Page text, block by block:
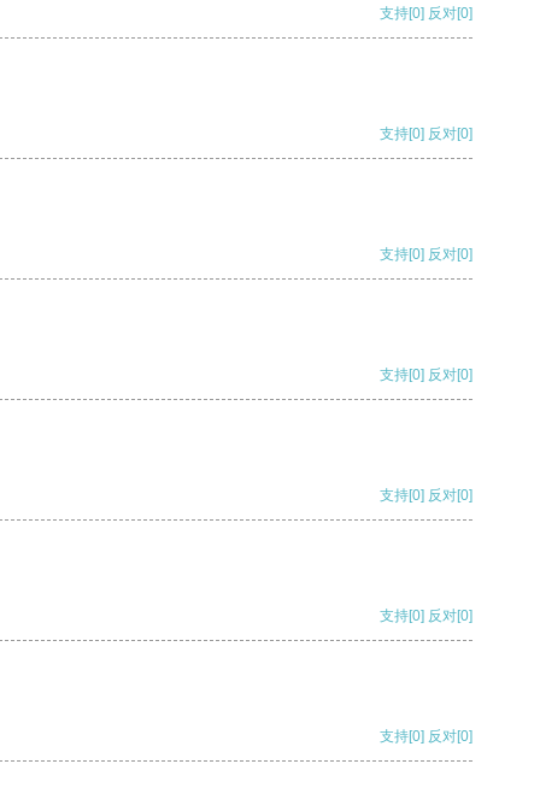
支持[0] 反对[0]
支持[0] 反对[0]
支持[0] 反对[0]
支持[0] 反对[0]
支持[0] 反对[0]
支持[0] 反对[0]
支持[0] 反对[0]